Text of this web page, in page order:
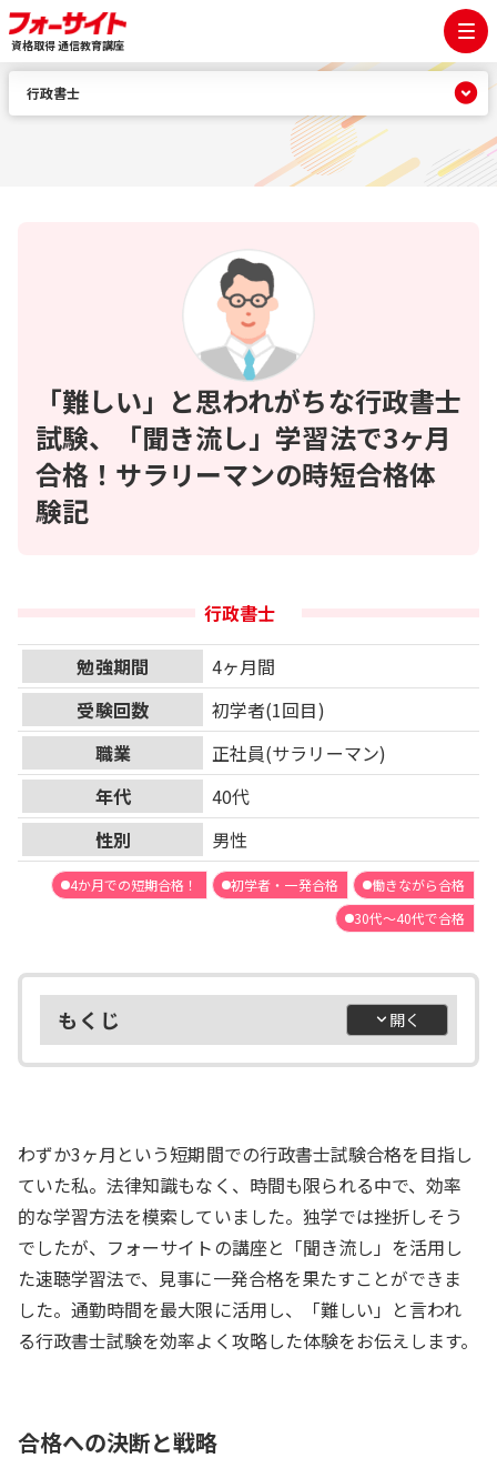
資格取得 通信教育講座
「難しい」と思われがちな行政書士
試験、「聞き流し」学習法で3ヶ月
合格！サラリーマンの時短合格体
験記
行政書士
勉強期間
4ヶ月間
受験回数
初学者(1回目)
職業
正社員(サラリーマン)
年代
40代
性別
男性
4か月での短期合格！ 初学者・一発合格
働きながら合格
30代～40代で合格
もくじ
わずか3ヶ月という短期間での行政書士試験合格を目指し
ていた私。法律知識もなく、時間も限られる中で、効率
的な学習方法を模索していました。独学では挫折しそう
でしたが、フォーサイトの講座と「聞き流し」を活用し
た速聴学習法で、見事に一発合格を果たすことができま
した。通勤時間を最大限に活用し、「難しい」と言われ
る行政書士試験を効率よく攻略した体験をお伝えします。
合格への決断と戦略
行政書士